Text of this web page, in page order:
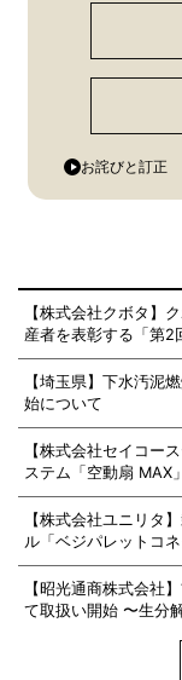
お詫びと訂正
【株式会社クボタ】
産者を表彰する「第2
【埼玉県】下水汚泥
始について
【株式会社セイコー
ステム「空動扇 MAX
【株式会社ユニリタ
ル「ベジパレットコ
【昭光通商株式会社
て取扱い開始 〜生分